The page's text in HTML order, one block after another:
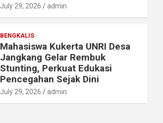
July 29, 2026 admin
BENGKALIS
Mahasiswa Kukerta UNRI Desa
Jangkang Gelar Rembuk
Stunting, Perkuat Edukasi
Pencegahan Sejak Dini
July 29, 2026 admin